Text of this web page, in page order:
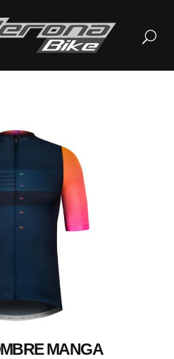
MANGA